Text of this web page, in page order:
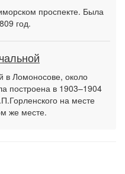
проспекте. Была
год.
в Ломоносове, около
построена в 1903–1904
на месте
же месте.